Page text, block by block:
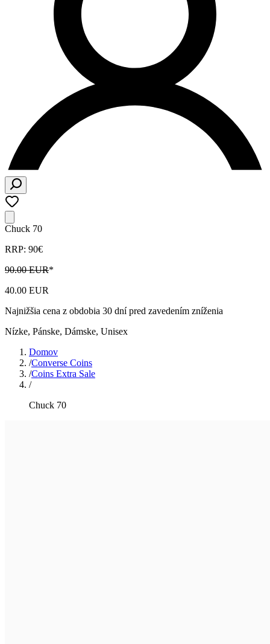
Chuck 70
RRP: 90€
90.00 EUR*
40.00 EUR
Najnižšia cena z obdobia 30 dní pred zavedením zníženia
Nízke, Pánske, Dámske, Unisex
Domov
/Converse Coins
/Coins Extra Sale
/
Chuck 70